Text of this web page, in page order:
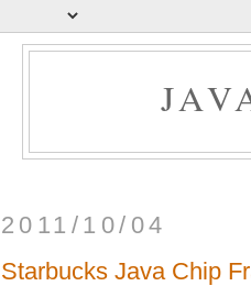
2011/10/04
Starbucks Java Chip